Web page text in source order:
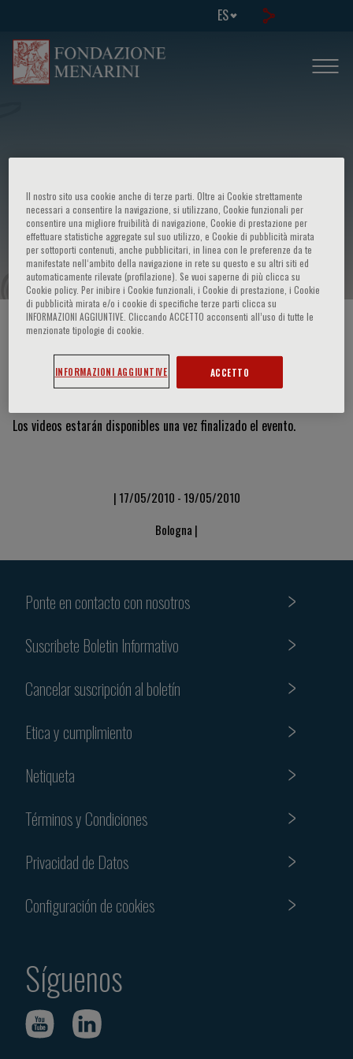
ES
European School of Genetic Medicine
- Course in: Genomic and cultural
evolution of humans
HOME PAGE / CURSOS Y EVENTOS
Vídeos y diapositivas
Los videos estarán disponibles una vez finalizado el evento.
| 17/05/2010 - 19/05/2010
Bologna |
Ponte en contacto con nosotros
Suscribete Boletin Informativo
Cancelar suscripción al boletín
Etica y cumplimiento
Netiqueta
Términos y Condiciones
Privacidad de Datos
Configuración de cookies
Síguenos
Il nostro sito usa cookie anche di terze parti. Oltre ai Cookie strettamente
necessari a consentire la navigazione, si utilizzano, Cookie funzionali per
consentire una migliore fruibilità di navigazione, Cookie di prestazione per
effettuare statistiche aggregate sul suo utilizzo, e Cookie di pubblicità mirata
per sottoporti contenuti, anche pubblicitari, in linea con le preferenze da te
manifestate nell‘ambito della navigazione in rete su questo e su altri siti ed
automaticamente rilevate (profilazione). Se vuoi saperne di più clicca su
Cookie policy. Per inibire i Cookie funzionali, i Cookie di prestazione, i Cookie
di pubblicità mirata e/o i cookie di specifiche terze parti clicca su
INFORMAZIONI AGGIUNTIVE. Cliccando ACCETTO acconsenti all’uso di tutte le
menzionate tipologie di cookie.
INFORMAZIONI AGGIUNTIVE ACCETTO